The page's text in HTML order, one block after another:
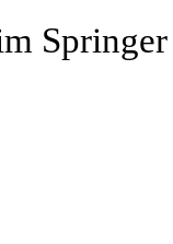
Springer